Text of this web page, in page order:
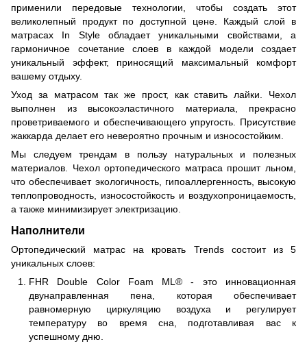
применили передовые технологии, чтобы создать этот
великолепный продукт по доступной цене. Каждый слой в
матрасах In Style обладает уникальными свойствами, а
гармоничное сочетание слоев в каждой модели создает
уникальный эффект, приносящий максимальный комфорт
вашему отдыху.
Уход за матрасом так же прост, как ставить лайки. Чехол
выполнен из высокоэластичного материала, прекрасно
проветриваемого и обеспечивающего упругость. Присутствие
жаккарда делает его невероятно прочным и износостойким.
Мы следуем трендам в пользу натуральных и полезных
материалов. Чехол ортопедического матраса прошит льном,
что обеспечивает экологичность, гипоаллергенность, высокую
теплопроводность, износостойкость и воздухопроницаемость,
а также минимизирует электризацию.
Наполнители
Ортопедический матрас на кровать Trends состоит из 5
уникальных слоев:
FHR Double Color Foam ML® - это инновационная
двунаправленная пена, которая обеспечивает
равномерную циркуляцию воздуха и регулирует
температуру во время сна, подготавливая вас к
успешному дню.